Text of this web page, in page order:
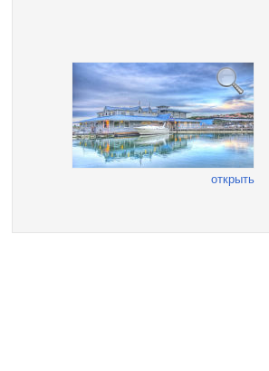
открыть